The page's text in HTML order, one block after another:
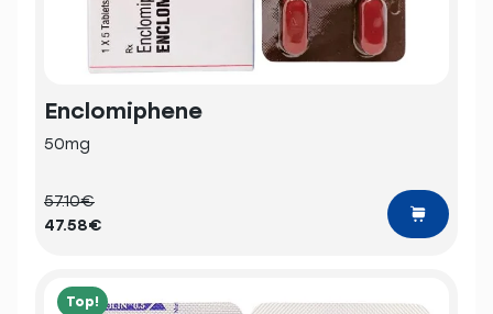
Enclomiphene
50mg
57.10€
47.58€
Top!